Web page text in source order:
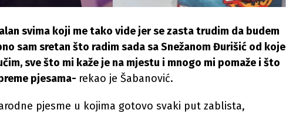
svima koji me tako vide jer se zasta trudim da budem
sam sretan što radim sada sa Snežanom Đurišić od koje
sve što mi kaže je na mjestu i mnogo mi pomaže i što
pjesama- rekao je Šabanović.
pjesme u kojima gotovo svaki put zablista,